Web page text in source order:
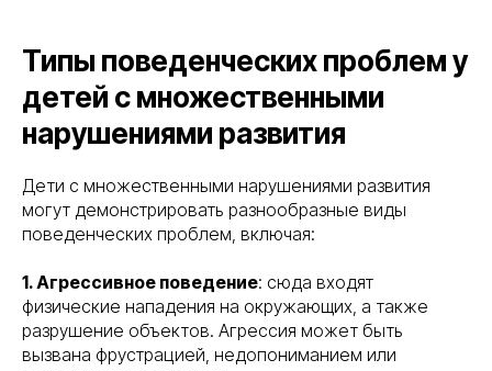
Типы поведенческих проблем у
детей с множественными
нарушениями развития
Дети с множественными нарушениями развития
могут демонстрировать разнообразные виды
поведенческих проблем, включая:
1. Агрессивное поведение: сюда входят
физические нападения на окружающих, а также
разрушение объектов. Агрессия может быть
вызвана фрустрацией, недопониманием или